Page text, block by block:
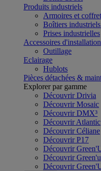
Produits industriels
Armoires et
Boîtiers
Prises industrielles
Accessoires d'installation
Outillage
Eclairage
Hublots
Pièces détachées &
Explorer par gamme
Découvrir Drivia
Découvrir Mosaic
Découvrir DMX³
Découvrir Atlantic
Découvrir Céliane
Découvrir P17
Découvrir
Découvrir
Découvrir